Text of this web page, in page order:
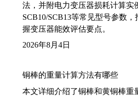
法，并附电力变压器损耗计算实
SCB10/SCB13等常见型号参数
握变压器能效评估要点。
2026年8月4日
铜棒的重量计算方法有哪些
本文详细介绍了铜棒和黄铜棒重